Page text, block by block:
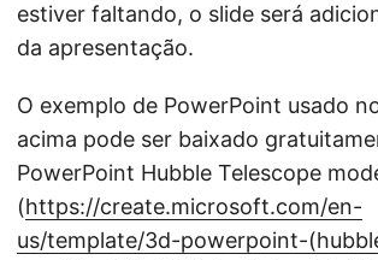
estiver faltando, o slide será
da apresentação.
O exemplo de PowerPoint usado
acima pode ser baixado
PowerPoint Hubble Telescope
(https://create.microsoft.com/en-
us/template/3d-powerpoint-